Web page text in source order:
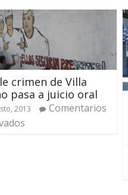
crimen de Villa
pasa a juicio oral
2013
Comentarios